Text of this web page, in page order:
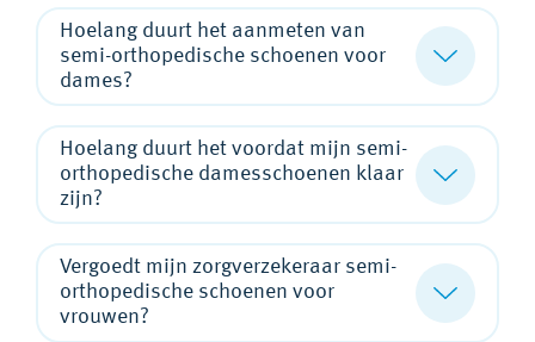
Hoelang duurt het aanmeten van
semi-orthopedische schoenen voor
dames?
Hoelang duurt het voordat mijn semi-
orthopedische damesschoenen klaar
zijn?
Vergoedt mijn zorgverzekeraar semi-
orthopedische schoenen voor
vrouwen?